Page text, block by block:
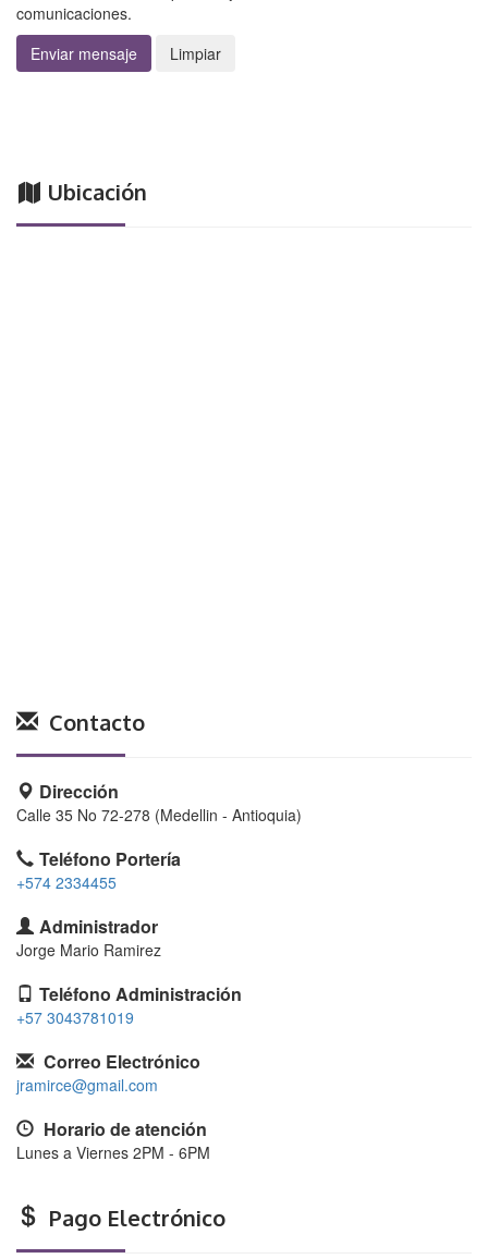
comunicaciones.
Enviar mensaje
Limpiar
Ubicación
Contacto
Dirección
Calle 35 No 72-278 (Medellin - Antioquia)
Teléfono Portería
+574 2334455
Administrador
Jorge Mario Ramirez
Teléfono Administración
+57 3043781019
Correo Electrónico
jramirce@gmail.com
Horario de atención
Lunes a Viernes 2PM - 6PM
Pago Electrónico